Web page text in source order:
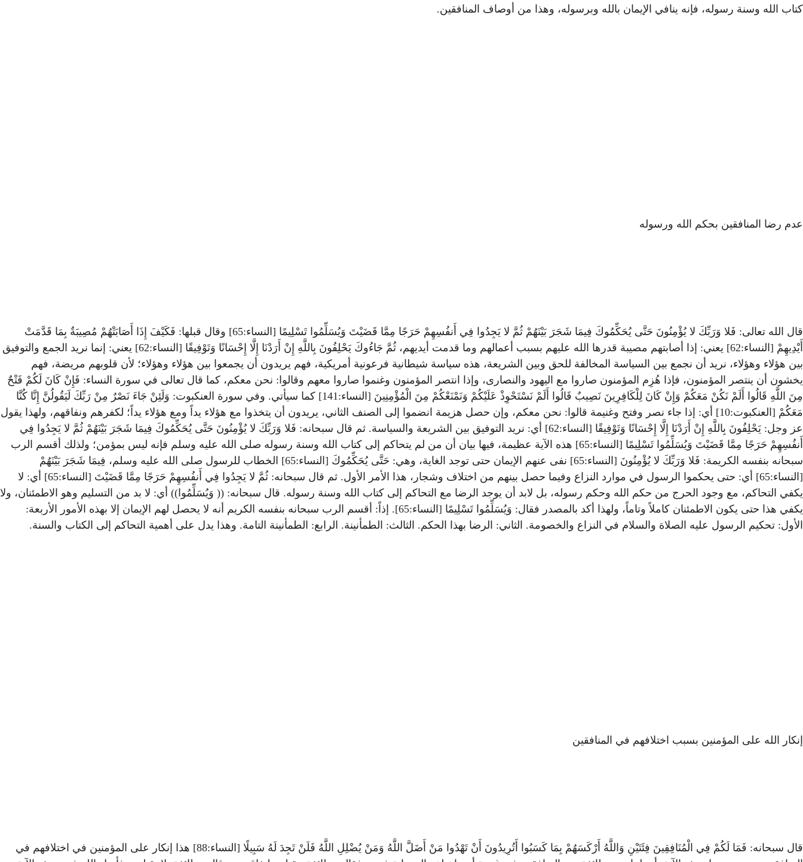
كتاب الله وسنة رسوله، فإنه ينافي الإيمان بالله وبرسوله، وهذا من أوصاف المنافقين.
عدم رضا المنافقين بحكم الله ورسوله
قال الله تعالى: فَلا وَرَبِّكَ لا يُؤْمِنُونَ حَتَّى يُحَكِّمُوكَ فِيمَا شَجَرَ بَيْنَهُمْ ثُمَّ لا يَجِدُوا فِي أَنفُسِهِمْ حَرَجًا مِمَّا قَضَيْتَ وَيُسَلِّمُوا تَسْلِيمًا [النساء:65] وقال قبلها: فَكَيْفَ إِذَا أَصَابَتْهُمْ مُصِيبَةٌ بِمَا قَدَّمَتْ
أَيْدِيهِمْ [النساء:62] يعني: إذا أصابتهم مصيبة قدرها الله عليهم بسبب أعمالهم وما قدمت أيديهم، ثُمَّ جَاءُوكَ يَحْلِفُونَ بِاللَّهِ إِنْ أَرَدْنَا إِلَّا إِحْسَانًا وَتَوْفِيقًا [النساء:62] يعني: إنما نريد الجمع والتوفيق
بين هؤلاء وهؤلاء، نريد أن نجمع بين السياسة المخالفة للحق وبين الشريعة، هذه سياسة شيطانية فرعونية أمريكية، فهم يريدون أن يجمعوا بين هؤلاء وهؤلاء؛ لأن قلوبهم مريضة، فهم
يخشون أن ينتصر المؤمنون، فإذا هُزِم المؤمنون صاروا مع اليهود والنصارى، وإذا انتصر المؤمنون وغنموا صاروا معهم وقالوا: نحن معكم، كما قال تعالى في سورة النساء: فَإِنْ كَانَ لَكُمْ فَتْحٌ
مِنَ اللَّهِ قَالُوا أَلَمْ نَكُنْ مَعَكُمْ وَإِنْ كَانَ لِلْكَافِرِينَ نَصِيبٌ قَالُوا أَلَمْ نَسْتَحْوِذْ عَلَيْكُمْ وَنَمْنَعْكُمْ مِنَ الْمُؤْمِنِينَ [النساء:141] كما سيأتي. وفي سورة العنكبوت: وَلَئِنْ جَاءَ نَصْرٌ مِنْ رَبِّكَ لَيَقُولُنَّ إِنَّا كُنَّا
مَعَكُمْ [العنكبوت:10] أي: إذا جاء نصر وفتح وغنيمة قالوا: نحن معكم، وإن حصل هزيمة انضموا إلى الصنف الثاني، يريدون أن يتخذوا مع هؤلاء يداً ومع هؤلاء يداً؛ لكفرهم ونفاقهم، ولهذا يقول
عز وجل: يَحْلِفُونَ بِاللَّهِ إِنْ أَرَدْنَا إِلَّا إِحْسَانًا وَتَوْفِيقًا [النساء:62] أي: نريد التوفيق بين الشريعة والسياسة. ثم قال سبحانه: فَلا وَرَبِّكَ لا يُؤْمِنُونَ حَتَّى يُحَكِّمُوكَ فِيمَا شَجَرَ بَيْنَهُمْ ثُمَّ لا يَجِدُوا فِي
أَنفُسِهِمْ حَرَجًا مِمَّا قَضَيْتَ وَيُسَلِّمُوا تَسْلِيمًا [النساء:65] هذه الآية عظيمة، فيها بيان أن من لم يتحاكم إلى كتاب الله وسنة رسوله صلى الله عليه وسلم فإنه ليس بمؤمن؛ ولذلك أقسم الرب
سبحانه بنفسه الكريمة: فَلا وَرَبِّكَ لا يُؤْمِنُونَ [النساء:65] نفى عنهم الإيمان حتى توجد الغاية، وهي: حَتَّى يُحَكِّمُوكَ [النساء:65] الخطاب للرسول صلى الله عليه وسلم، فِيمَا شَجَرَ بَيْنَهُمْ
[النساء:65] أي: حتى يحكموا الرسول في موارد النزاع وفيما حصل بينهم من اختلاف وشجار، هذا الأمر الأول. ثم قال سبحانه: ثُمَّ لا يَجِدُوا فِي أَنفُسِهِمْ حَرَجًا مِمَّا قَضَيْتَ [النساء:65] أي: لا
يكفي التحاكم، مع وجود الحرج من حكم الله وحكم رسوله، بل لابد أن يوجد الرضا مع التحاكم إلى كتاب الله وسنة رسوله. قال سبحانه: (( وَيُسَلِّمُوا)) أي: لا بد من التسليم وهو الاطمئنان، ولا
يكفي هذا حتى يكون الاطمئنان كاملاً وتاماً، ولهذا أكد بالمصدر فقال: وَيُسَلِّمُوا تَسْلِيمًا [النساء:65]. إذاً: أقسم الرب سبحانه بنفسه الكريم أنه لا يحصل لهم الإيمان إلا بهذه الأمور الأربعة:
الأول: تحكيم الرسول عليه الصلاة والسلام في النزاع والخصومة. الثاني: الرضا بهذا الحكم. الثالث: الطمأنينة. الرابع: الطمأنينة التامة. وهذا يدل على أهمية التحاكم إلى الكتاب والسنة.
إنكار الله على المؤمنين بسبب اختلافهم في المنافقين
قال سبحانه: فَمَا لَكُمْ فِي الْمُنَافِقِينَ فِئَتَيْنِ وَاللَّهُ أَرْكَسَهُمْ بِمَا كَسَبُوا أَتُرِيدُونَ أَنْ تَهْدُوا مَنْ أَضَلَّ اللَّهُ وَمَنْ يُضْلِلِ اللَّهُ فَلَنْ تَجِدَ لَهُ سَبِيلًا [النساء:88] هذا إنكار على المؤمنين في اختلافهم في